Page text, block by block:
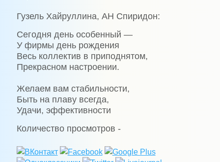
Гузель Хайруллина, АН Спиридон:
Сегодня день особенный —
У фирмы день рождения
Весь коллектив в приподнятом,
Прекрасном настроении.
Желаем вам стабильности,
Быть на плаву всегда,
Удачи, эффективности
Количество просмотров -